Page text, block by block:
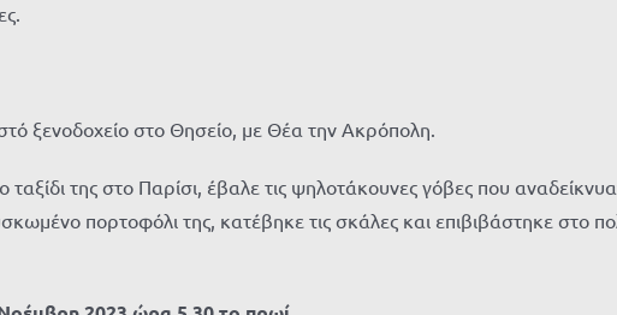
ξενοδοχείο στο Θησείο, με Θέα την Ακρόπολη.
της στο Παρίσι, έβαλε τις ψηλοτάκουνες γόβες που
πορτοφόλι της, κατέβηκε τις σκάλες και επιβιβάστηκε στο